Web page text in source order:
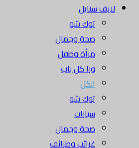
لايف ستايل
توك شو
صحة وجمال
مرأة وطفل
ورا كل باب
الكل
توك شو
سيارات
صحة وجمال
غرائب وطرائف